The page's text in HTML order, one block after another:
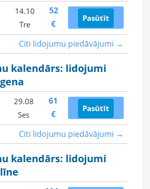
Citi lidojumu piedāvājumi →
14.10
Tre
52
€
Pasūtīt
kalendārs: lidojumi
Citi lidojumu piedāvājumi →
29.08
Ses
61
€
Pasūtīt
kalendārs: lidojumi